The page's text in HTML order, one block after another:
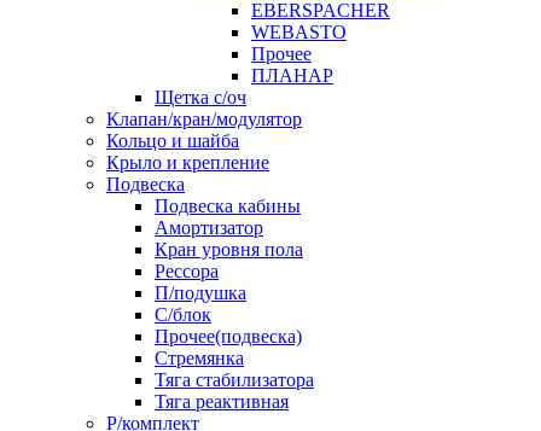
EBERSPACHER
WEBASTO
Прочее
ПЛАНАР
Щетка с/оч
Клапан/кран/модулятор
Кольцо и шайба
Крыло и крепление
Подвеска
Подвеска кабины
Амортизатор
Кран уровня пола
Рессора
П/подушка
С/блок
Прочее(подвеска)
Стремянка
Тяга стабилизатора
Тяга реактивная
Р/комплект